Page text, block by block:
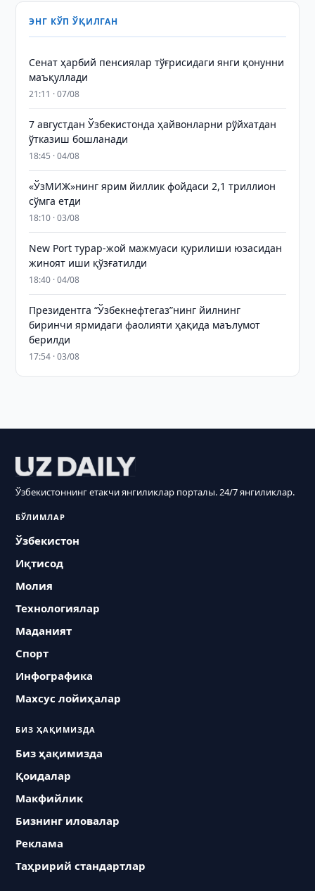
ЭНГ КЎП ЎҚИЛГАН
Сенат ҳарбий пенсиялар тўғрисидаги янги қонунни
маъқуллади
21:11 · 07/08
7 августдан Ўзбекистонда ҳайвонларни рўйхатдан
ўтказиш бошланади
18:45 · 04/08
«ЎзМИЖ»нинг ярим йиллик фойдаси 2,1 триллион
сўмга етди
18:10 · 03/08
New Port турар-жой мажмуаси қурилиши юзасидан
жиноят иши қўзғатилди
18:40 · 04/08
Президентга “Ўзбекнефтегаз”нинг йилнинг
биринчи ярмидаги фаолияти ҳақида маълумот
берилди
17:54 · 03/08
Ўзбекистоннинг етакчи янгиликлар порталы. 24/7 янгиликлар.
БЎЛИМЛАР
Ўзбекистон
Иқтисод
Молия
Технологиялар
Маданият
Спорт
Инфографика
Махсус лойиҳалар
БИЗ ҲАҚИМИЗДА
Биз ҳақимизда
Қоидалар
Макфийлик
Бизнинг иловалар
Реклама
Таҳририй стандартлар